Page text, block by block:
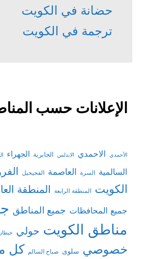
حضانة في الكويت
ترجمة في الكويت
الإعلانات حسب
الأحمدي الاحمدي الاندلس الجابرية الجهراء
السالمية السرة العاصمة الفحيحيل
الكويت المنطقة الرابعة المنطقة
جميع المحافظات جميع المناطق
مناطق الكويت حولي
خصوصي سلوى صباح السالم كل